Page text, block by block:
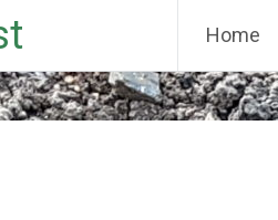
Home